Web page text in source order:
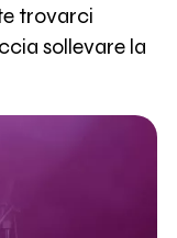
trovarci
sollevare la